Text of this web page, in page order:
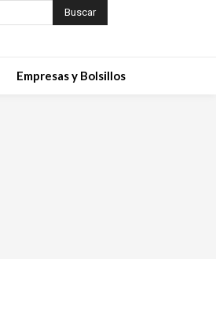
Buscar
Empresas y Bolsillos